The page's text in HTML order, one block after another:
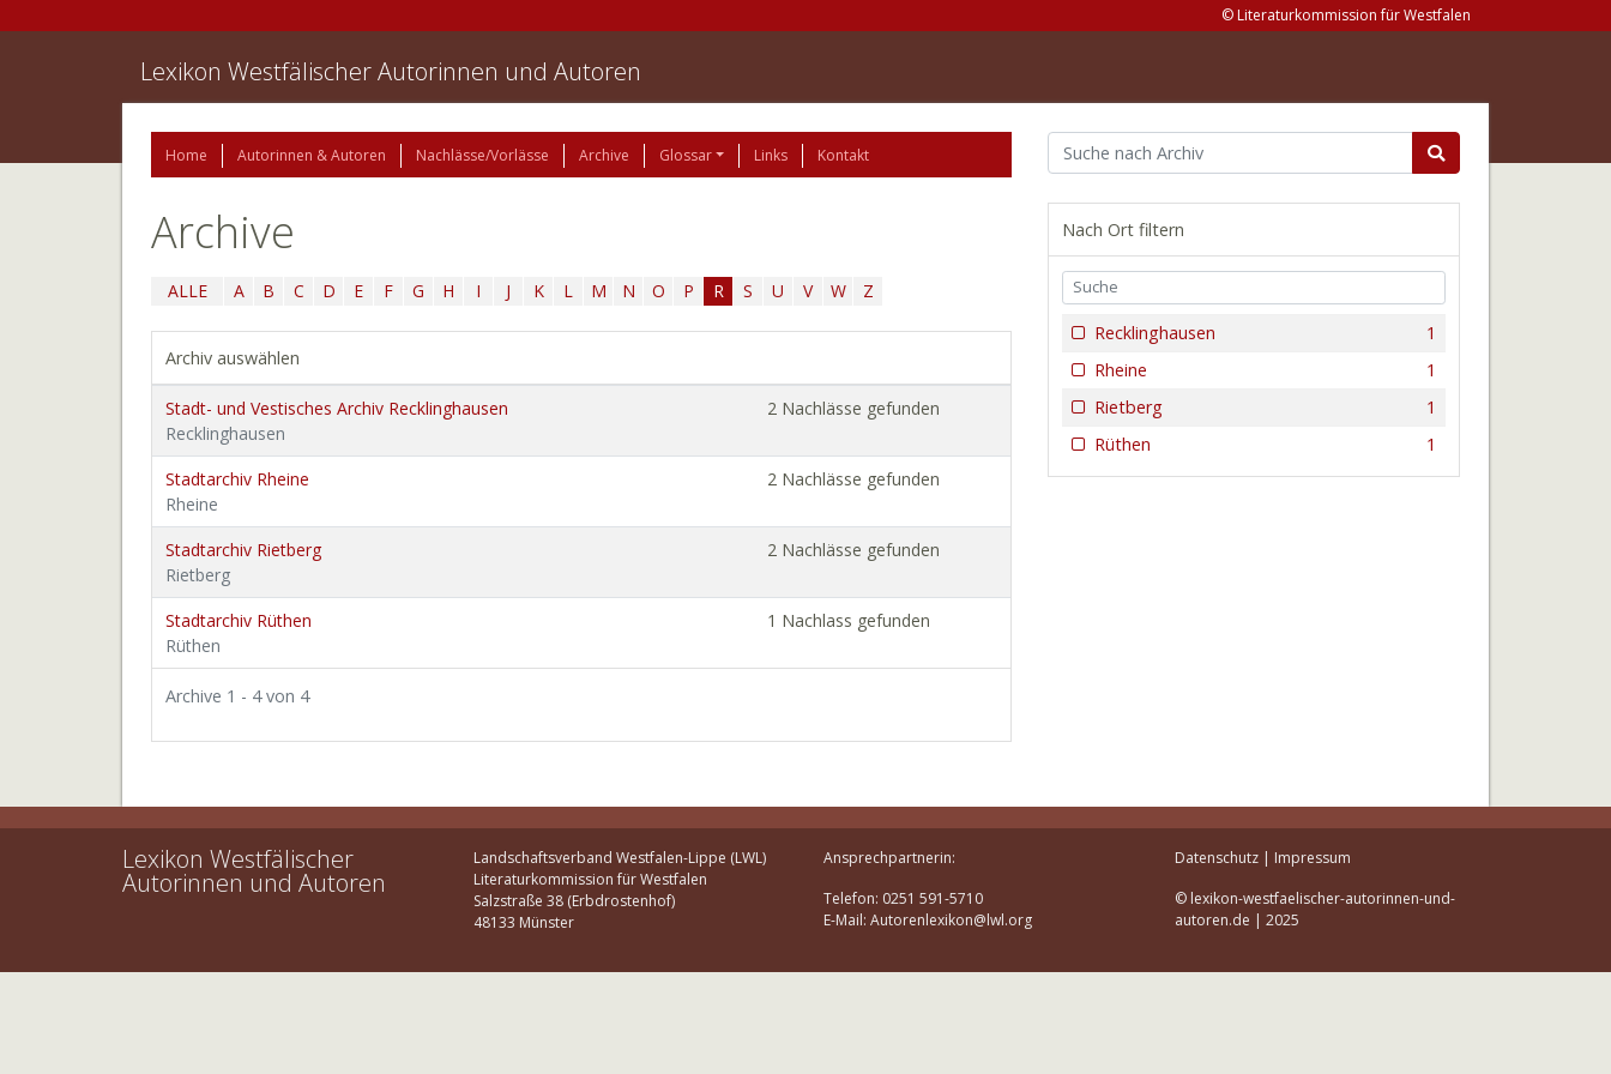
© Literaturkommission für Westfalen
Lexikon Westfälischer Autorinnen und Autoren
Home Autorinnen & Autoren Nachlässe/Vorlässe Archive Glossar Links Kontakt
Archive
ALLE A B C D E F G H I J K L M N O P R S U V W Z
Archiv auswählen
Stadt- und Vestisches Archiv Recklinghausen
Recklinghausen
2 Nachlässe gefunden
Stadtarchiv Rheine
Rheine
2 Nachlässe gefunden
Stadtarchiv Rietberg
Rietberg
2 Nachlässe gefunden
Stadtarchiv Rüthen
Rüthen
1 Nachlass gefunden
Archive 1 - 4 von 4
Nach Ort filtern
1
Recklinghausen
1
Rheine
1
Rietberg
1
Rüthen
Lexikon Westfälischer
Autorinnen und Autoren
Landschaftsverband Westfalen-Lippe (LWL)
Literaturkommission für Westfalen
Salzstraße 38 (Erbdrostenhof)
48133 Münster
Ansprechpartnerin:
Telefon: 0251 591-5710
E-Mail: Autorenlexikon@lwl.org
Datenschutz| Impressum
© lexikon-westfaelischer-autorinnen-und-
autoren.de | 2025